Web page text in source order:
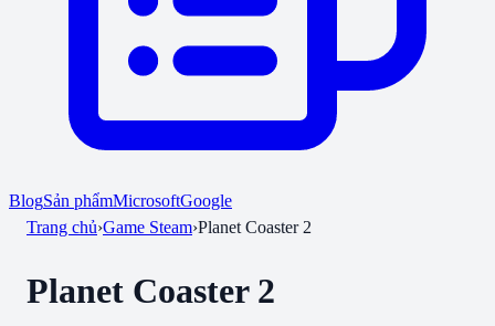
BlogSản phẩmMicrosoftGoogle
Trang chủ›Game Steam›Planet Coaster 2
Planet Coaster 2